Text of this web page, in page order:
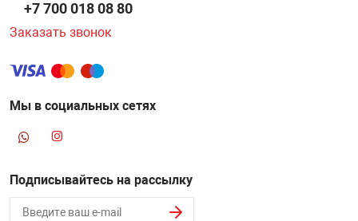
+7 700 018 08 80
Заказать звонок
Мы в социальных сетях
Подписывайтесь на рассылку